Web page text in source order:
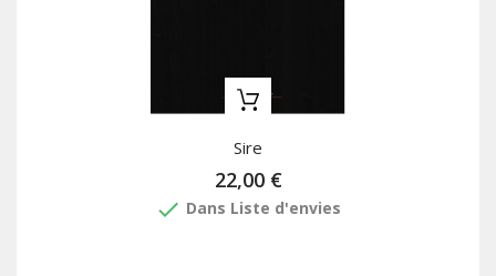
Sire
22,00 €
done Dans Liste d'envies